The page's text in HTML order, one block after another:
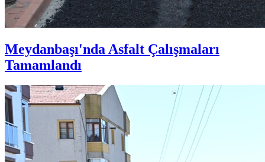
Meydanbaşı'nda Asfalt Çalışmaları
Tamamlandı